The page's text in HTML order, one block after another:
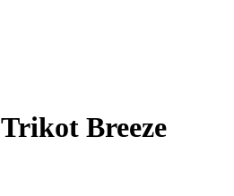
Trikot Breeze